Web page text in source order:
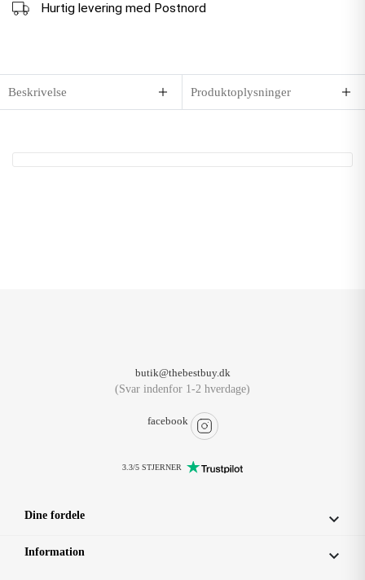
Hurtig levering med Postnord
Beskrivelse Produktoplysninger
butik@thebestbuy.dk
(Svar indenfor 1-2 hverdage)
facebook
3.3/5 STJERNER
Dine fordele 
Information 